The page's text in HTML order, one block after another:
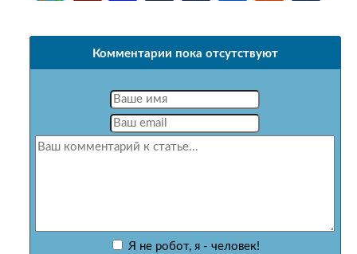
Комментарии пока отсутствуют
Я не робот, я - человек!